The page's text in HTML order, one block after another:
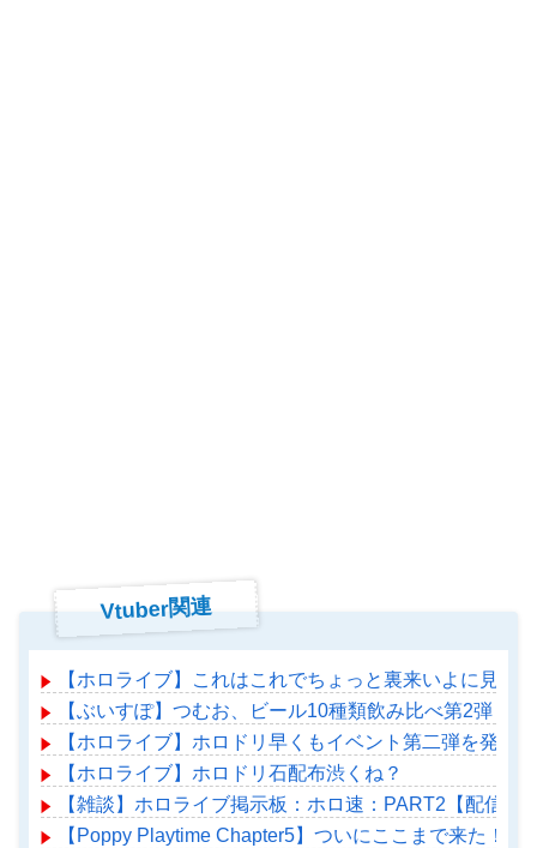
Vtuber関連
【ホロライブ】これはこれでちょっと裏来いよに見える
【ぶいすぽ】つむお、ビール10種類飲み比べ第2弾！
【ホロライブ】ホロドリ早くもイベント第二弾を発表
【ホロライブ】ホロドリ石配布渋くね？
【雑談】ホロライブ掲示板：ホロ速：PART2【配信実
【Poppy Playtime Chapter5】ついにここまで来た！